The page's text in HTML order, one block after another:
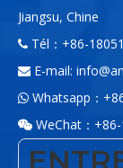
Jiangsu, Chine
 Tél：+86-
 E-mail:
 Whatsapp：
 WeChat：